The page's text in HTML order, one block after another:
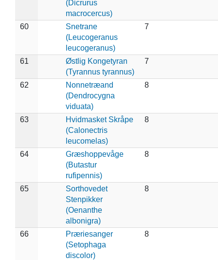
(Dicrurus
macrocercus)
60
Snetrane
(Leucogeranus
leucogeranus)
7
61
Østlig Kongetyran
(Tyrannus tyrannus)
7
62
Nonnetræand
(Dendrocygna
viduata)
8
63
Hvidmasket Skråpe
(Calonectris
leucomelas)
8
64
Græshoppevåge
(Butastur
rufipennis)
8
65
Sorthovedet
Stenpikker
(Oenanthe
albonigra)
8
66
Præriesanger
(Setophaga
discolor)
8